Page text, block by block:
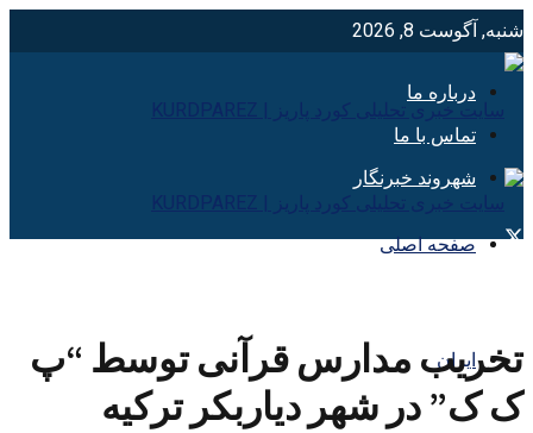
شنبه, آگوست 8, 2026
درباره ما
تماس با ما
شهروند خبرنگار
صفحه اصلی
ایران
تخریب مدارس قرآنی توسط “پ
ک ک” در شهر دیاربکر ترکیه